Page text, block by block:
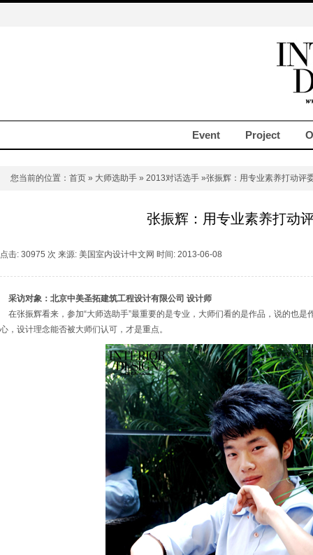
Event Project
您当前的位置： 首页 » 大师选助手 » 2013对话选手 »张振辉：用专业素养打动评
张振辉：用专业素养打动
点击: 30975 次 来源: 美国室内设计中文网 时间: 2013-06-08
采访对象：北京中美圣拓建筑工程设计有限公司 设计师
在张振辉看来，参加“大师选助手”最重要的是专业，大师们看的是作品，说的也是
心，设计理念能否被大师们认可，才是重点。